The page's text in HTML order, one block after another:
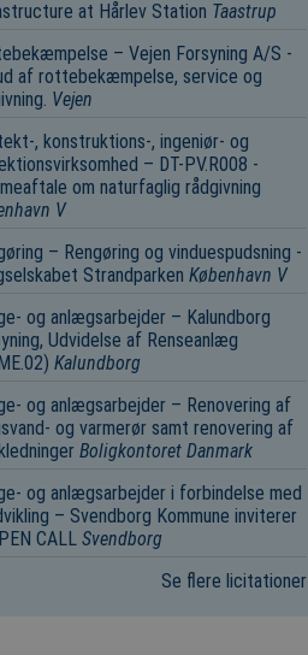
at Hårlev Station Taastrup
– Vejen Forsyning A/S -
af rottebekæmpelse, service og
Vejen
, konstruktions-, ingeniør- og
– DT-PV.R008 -
om naturfaglig rådgivning
V
– Rengøring og vinduespudsning -
Strandparken København V
og anlægsarbejder – Kalundborg
Udvidelse af Renseanlæg
Kalundborg
og anlægsarbejder – Renovering af
og varmerør samt renovering af
Boligkontoret Danmark
og anlægsarbejder i forbindelse med
– Svendborg Kommune inviterer
CALL Svendborg
Se flere licitationer